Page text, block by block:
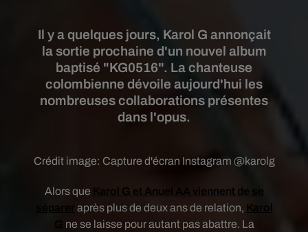
Il y a quelques jours, Karol G annonçait
la sortie prochaine d'un nouvel album
baptisé "KG0516". La chanteuse
colombienne dévoile aujourd'hui les
nombreuses collaborations présentes
dans l'opus.
Crédit image: Capture d'écran Instagram @karolg
Alors que Karol G et Anuel AA viennent de se
séparer après plus de deux ans de relation, Karol
ne se laisse pour autant pas abattre. La